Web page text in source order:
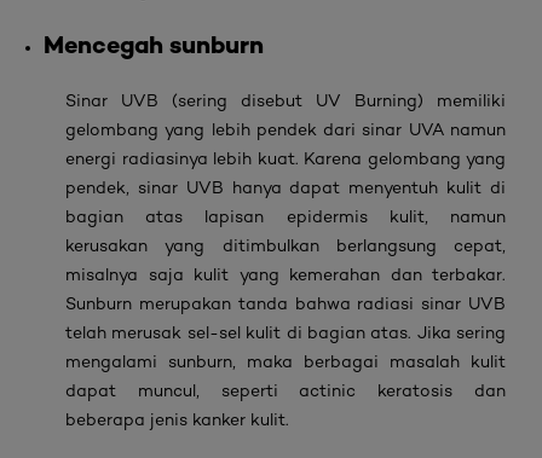
Mencegah sunburn
Sinar UVB (sering disebut UV Burning) memiliki
gelombang yang lebih pendek dari sinar UVA namun
energi radiasinya lebih kuat. Karena gelombang yang
pendek, sinar UVB hanya dapat menyentuh kulit di
bagian atas lapisan epidermis kulit, namun
kerusakan yang ditimbulkan berlangsung cepat,
misalnya saja kulit yang kemerahan dan terbakar.
Sunburn merupakan tanda bahwa radiasi sinar UVB
telah merusak sel-sel kulit di bagian atas. Jika sering
mengalami sunburn,
maka berbagai masalah kulit
dapat muncul, seperti actinic keratosis dan
beberapa jenis kanker kulit.